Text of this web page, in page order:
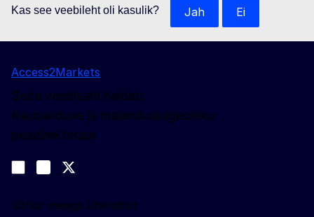
Kas see veebileht oli kasulik? Jah Ei
Access2Markets
Seda veebisaiti haldab:
Kaubanduse ja majandusjulgeoleku
peadirektoraat
Join us on LinkedIn
Trade-Off podcast
Võtke meiega ühendust